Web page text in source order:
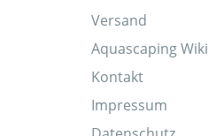
Versand
Aquascaping Wiki
Kontakt
Impressum